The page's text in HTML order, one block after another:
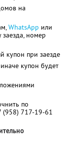
на
WhatsApp или
заезда, номер
купон при заезде
купон будет
по
(958) 717-19-61